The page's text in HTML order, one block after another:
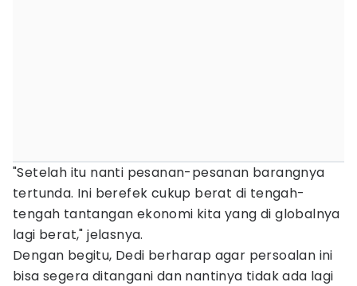
"Setelah itu nanti pesanan-pesanan barangnya
tertunda. Ini berefek cukup berat di tengah-
tengah tantangan ekonomi kita yang di globalnya
lagi berat," jelasnya.
Dengan begitu, Dedi berharap agar persoalan ini
bisa segera ditangani dan nantinya tidak ada lagi